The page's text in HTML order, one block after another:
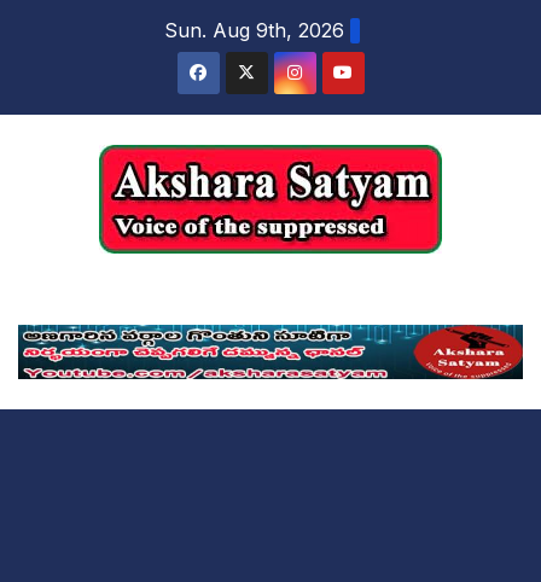
Sun. Aug 9th, 2026